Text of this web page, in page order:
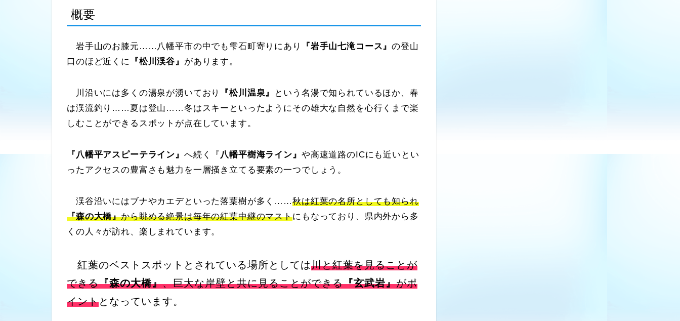
概要
岩手山のお膝元……八幡平市の中でも雫石町寄りにあり 『岩手山七滝コース』の登山
口のほど近くに 『松川渓谷』 があります。
川沿いには多くの湯泉が湧いており 『松川温泉』
という名湯で知られているほか、春
は渓流釣り……夏は登山……冬はスキーといったようにその雄大な自然を心行くまで楽
しむことができるスポットが点在しています。
『八幡平アスピーテライン』 へ続く『 八幡平樹海ライン』 や高速道路のICにも近いとい
ったアクセスの豊富さも魅力を一層掻き立てる要素の一つでしょう。
渓谷沿いにはブナやカエデといった落葉樹が多く……秋は紅葉の名所としても知られ
『森の大橋』から眺める絶景は毎年の紅葉中継のマストにもなっており、県内外から多
くの人々が訪れ、楽しまれています。
紅葉のベストスポットとされている場所としては川と紅葉を見ることが
できる『森の大橋』、巨大な岸壁と共に見ることができる『玄武岩』がポ
イントとなっています。